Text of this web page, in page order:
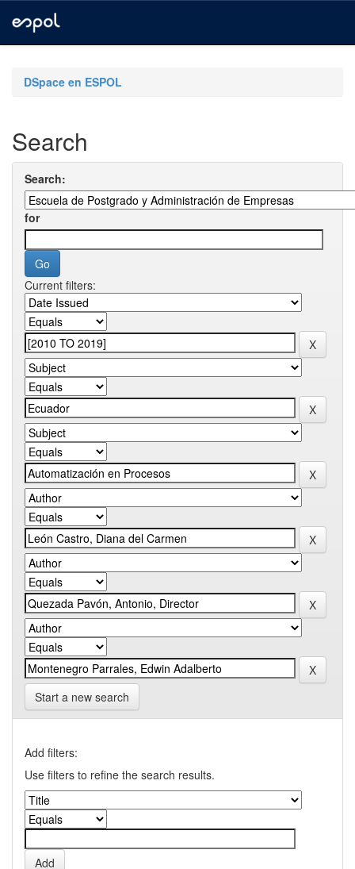
navigationDSpace en ESPOL
Search
Search:
for
Current filters:
Start a new search
Add filters:
Use filters to refine the search results.